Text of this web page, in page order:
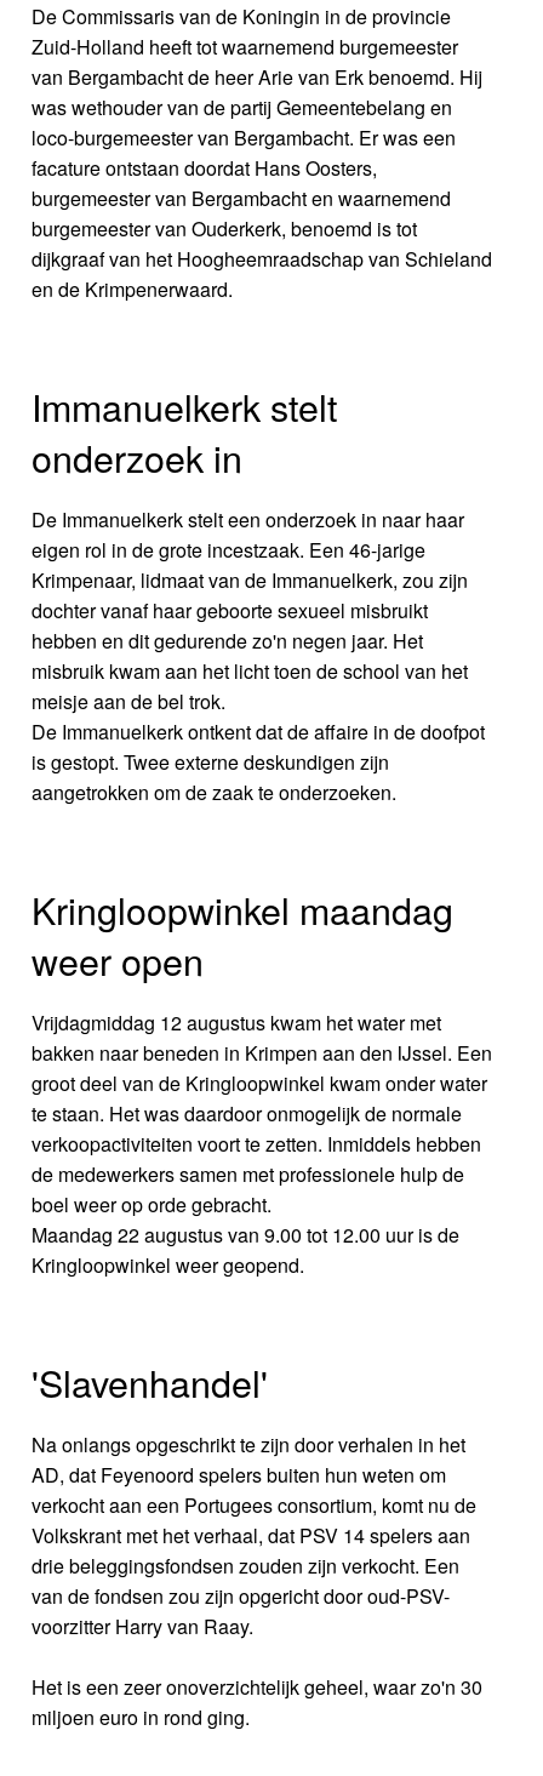
De Commissaris van de Koningin in de provincie
Zuid-Holland heeft tot waarnemend burgemeester
van Bergambacht de heer Arie van Erk benoemd. Hij
was wethouder van de partij Gemeentebelang en
loco-burgemeester van Bergambacht. Er was een
facature ontstaan doordat Hans Oosters,
burgemeester van Bergambacht en waarnemend
burgemeester van Ouderkerk, benoemd is tot
dijkgraaf van het Hoogheemraadschap van Schieland
en de Krimpenerwaard.
Immanuelkerk stelt
onderzoek in
De Immanuelkerk stelt een onderzoek in naar haar
eigen rol in de grote incestzaak. Een 46-jarige
Krimpenaar, lidmaat van de Immanuelkerk, zou zijn
dochter vanaf haar geboorte sexueel misbruikt
hebben en dit gedurende zo'n negen jaar. Het
misbruik kwam aan het licht toen de school van het
meisje aan de bel trok.
De Immanuelkerk ontkent dat de affaire in de doofpot
is gestopt. Twee externe deskundigen zijn
aangetrokken om de zaak te onderzoeken.
Kringloopwinkel maandag
weer open
Vrijdagmiddag 12 augustus kwam het water met
bakken naar beneden in Krimpen aan den IJssel. Een
groot deel van de Kringloopwinkel kwam onder water
te staan. Het was daardoor onmogelijk de normale
verkoopactiviteiten voort te zetten. Inmiddels hebben
de medewerkers samen met professionele hulp de
boel weer op orde gebracht.
Maandag 22 augustus van 9.00 tot 12.00 uur is de
Kringloopwinkel weer geopend.
'Slavenhandel'
Na onlangs opgeschrikt te zijn door verhalen in het
AD, dat Feyenoord spelers buiten hun weten om
verkocht aan een Portugees consortium, komt nu de
Volkskrant met het verhaal, dat PSV 14 spelers aan
drie beleggingsfondsen zouden zijn verkocht. Een
van de fondsen zou zijn opgericht door oud-PSV-
voorzitter Harry van Raay.
Het is een zeer onoverzichtelijk geheel, waar zo'n 30
miljoen euro in rond ging.